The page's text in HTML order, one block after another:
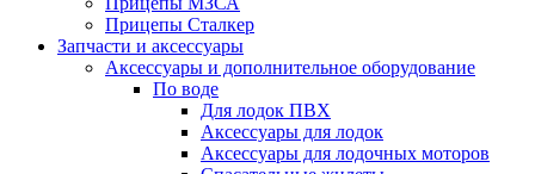
Прицепы Сталкер
Запчасти и аксессуары
Аксессуары и дополнительное оборудование
По воде
Для лодок ПВХ
Аксессуары для лодок
Аксессуары для лодочных моторов